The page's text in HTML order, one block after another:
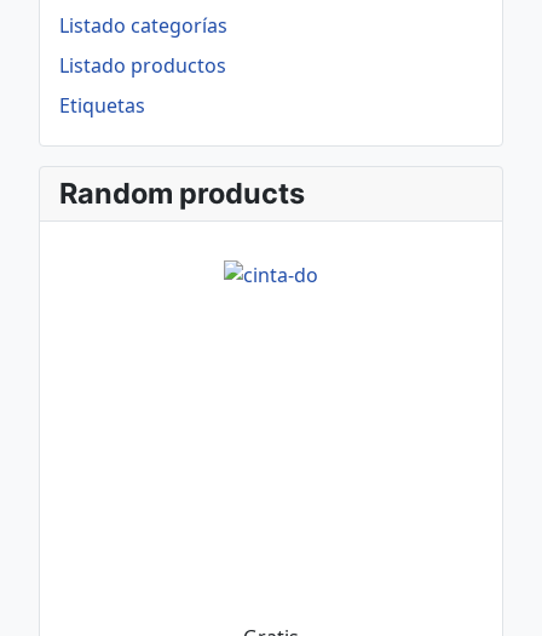
Listado categorías
Listado productos
Etiquetas
Random products